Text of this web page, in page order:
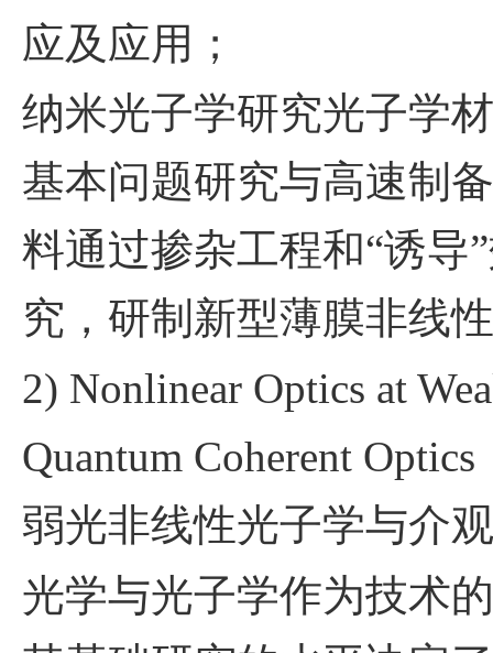
应及应用；
纳米光子学研究光子学
基本问题研究与高速制
料通过掺杂工程和“诱导
究，研制新型薄膜非线
2) Nonlinear Optics at
Quantum Coherent Optics
弱光非线性光子学与介
光学与光子学作为技术